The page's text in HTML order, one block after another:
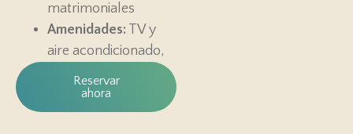
matrimoniales
Amenidades: TV y
aire acondicionado,
Reservar
ahora